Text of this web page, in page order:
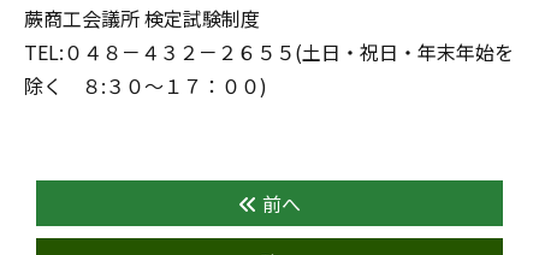
蕨商工会議所 検定試験制度
TEL:０４８－４３２－２６５５(土日・祝日・年末年始を
除く ８:３０～１７：００)
前へ